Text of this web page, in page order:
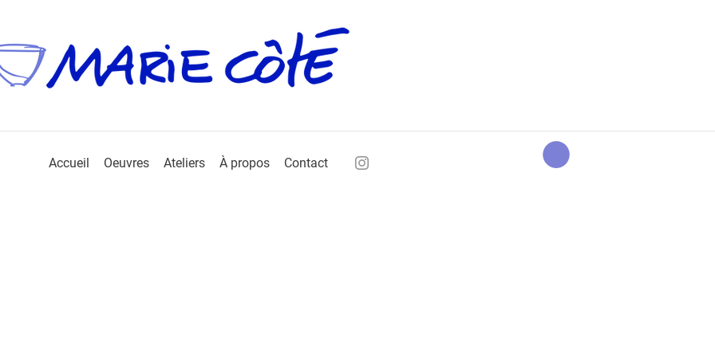
Accueil Oeuvres Ateliers À propos Contact